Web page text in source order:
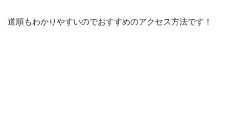
道順もわかりやすいのでおすすめのアクセス方法です！